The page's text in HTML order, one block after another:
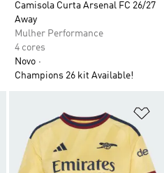
Camisola Curta Arsenal FC 26/27
Away
Mulher Performance
4 cores
Novo
Champions 26 kit Available!
Adicionar à Lista de Desejos